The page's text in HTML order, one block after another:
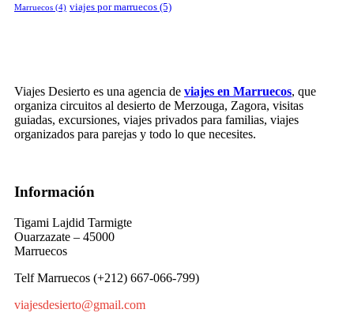
Marruecos (4) viajes por marruecos (5)
Viajes Desierto es una agencia de viajes en Marruecos, que
organiza circuitos al desierto de Merzouga, Zagora, visitas
guiadas, excursiones, viajes privados para familias, viajes
organizados para parejas y todo lo que necesites.
Información
Tigami Lajdid Tarmigte
Ouarzazate – 45000
Marruecos
Telf Marruecos (+212) 667-066-799)
viajesdesierto@gmail.com